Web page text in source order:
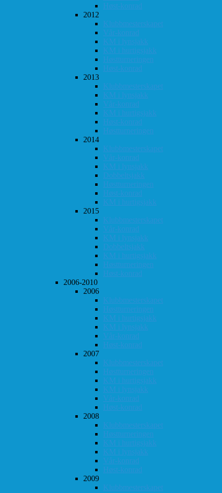
Høst-konrad
2012
Klubbmesterskapet
Vår-konrad
KM i lynsjakk
KM i hurtigsjakk
Høstturneringen
Høst-konrad
2013
Klubbmesterskapet
KM i lynsjakk
Vår-konrad
KM i hurtigsjakk
Høst-konrad
Høstturneringen
2014
Klubbmesterskapet
Vår-konrad
KM i lynsjakk
Dobbeltsjakk
Høstturneringen
Høst-konrad
KM i hurtigsjakk
2015
Klubbmesterskapet
Vår-konrad
KM i lynsjakk
Dobbeltsjakk
KM i hurtigsjakk
Høstturneringen
Høst-konrad
2006-2010
2006
Klubbmesterskapet
Høstturneringen
KM i hurtigsjakk
KM i lynsjakk
Vår-konrad
Høst-konrad
2007
Klubbmesterskapet
Høstturneringen
KM i hurtigsjakk
KM i lynsjakk
Vår-konrad
Høst-konrad
2008
Klubbmesterskapet
Høstturneringen
KM i hurtigsjakk
KM i lynsjakk
Vår-konrad
Høst-konrad
2009
Klubbmesterskapet